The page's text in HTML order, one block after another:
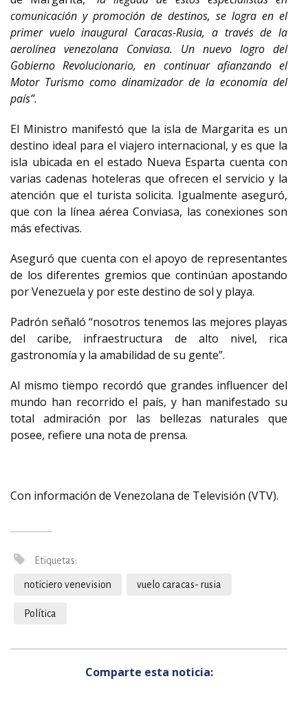
comunicación y promoción de destinos, se logra en el
primer vuelo inaugural Caracas-Rusia, a través de la
aerolínea venezolana Conviasa. Un nuevo logro del
Gobierno Revolucionario, en continuar afianzando el
Motor Turismo como dinamizador de la economía del
país”.
El Ministro manifestó que la isla de Margarita es un
destino ideal para el viajero internacional, y es que la
isla ubicada en el estado Nueva Esparta cuenta con
varias cadenas hoteleras que ofrecen el servicio y la
atención que el turista solicita. Igualmente aseguró,
que con la línea aérea Conviasa, las conexiones son
más efectivas.
Aseguró que cuenta con el apoyo de representantes
de los diferentes gremios que continúan apostando
por Venezuela y por este destino de sol y playa.
Padrón señaló “nosotros tenemos las mejores playas
del caribe, infraestructura de alto nivel, rica
gastronomía y la amabilidad de su gente”.
Al mismo tiempo recordó que grandes influencer del
mundo han recorrido el país, y han manifestado su
total admiración por las bellezas naturales que
posee, refiere una nota de prensa.
Con información de Venezolana de Televisión (VTV).
Etiquetas:
noticiero venevision vuelo caracas- rusia
Política
Comparte esta noticia: